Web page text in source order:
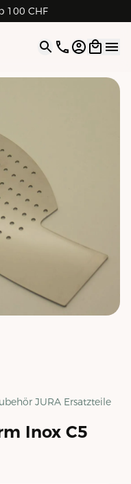
100 CHF
Google
Open
JURA Ersatzteile
Inox C5